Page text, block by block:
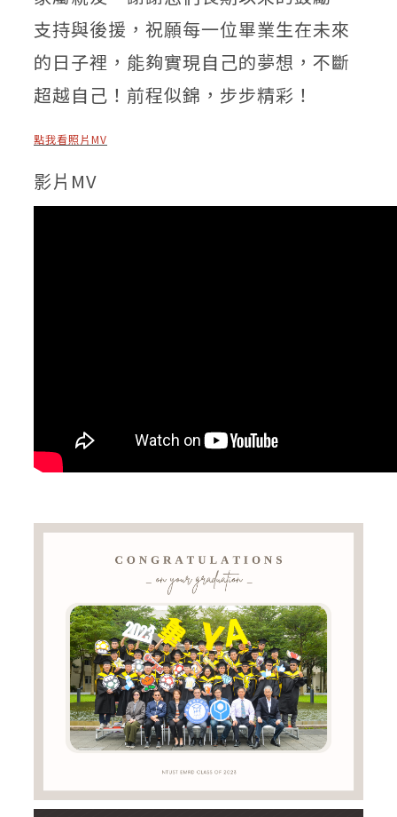
支持與後援，祝願每一位畢業生在未來
的日子裡，能夠實現自己的夢想，不斷
超越自己！前程似錦，步步精彩！
點我看照片MV
影片MV